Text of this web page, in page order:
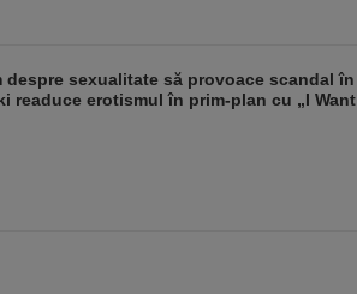
despre sexualitate să provoace scandal în
readuce erotismul în prim-plan cu „I Want